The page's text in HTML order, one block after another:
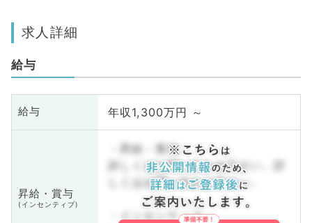
求人詳細
給与
給与 年収1,300万円 ～
昇給・賞与
(インセンティブ)
・昇給・賞与
詳しくはお問い合わせ下さい。詳
しくはお問い合わせ下さい。
・インセンティブ